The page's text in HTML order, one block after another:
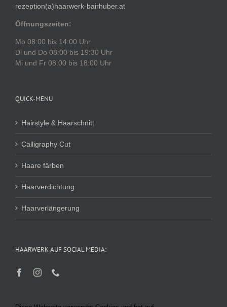
rezeption(a)haarwerk-bairhuber.at
Öffnungszeiten:
Mo 08:00 bis 14:00 Uhr
Di und Do 08:00 bis 19:30 Uhr
Mi und Fr 08:00 bis 18:00 Uhr
QUICK-MENU
Hairstyle & Haarschnitt
Calligraphy Cut
Haare färben
Haarverdichtung
Haarverlängerung
HAARWERK AUF SOCIAL MEDIA: